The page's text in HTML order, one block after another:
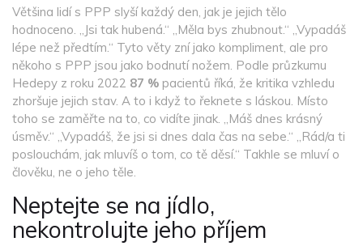
Většina lidí s PPP slyší každý den, jak je jejich tělo
hodnoceno. „Jsi tak hubená.“ „Měla bys zhubnout.“ „Vypadáš
lépe než předtím.“ Tyto věty zní jako kompliment, ale pro
někoho s PPP jsou jako bodnutí nožem. Podle průzkumu
Hedepy z roku 2022 87 % pacientů říká, že kritika vzhledu
zhoršuje jejich stav. A to i když to řeknete s láskou. Místo
toho se zaměřte na to, co vidíte jinak. „Máš dnes krásný
úsměv.“ „Vypadáš, že jsi si dnes dala čas na sebe.“ „Rád/a ti
poslouchám, jak mluvíš o tom, co tě děsí.“ Takhle se mluví o
člověku, ne o jeho těle.
Neptejte se na jídlo,
nekontrolujte jeho příjem